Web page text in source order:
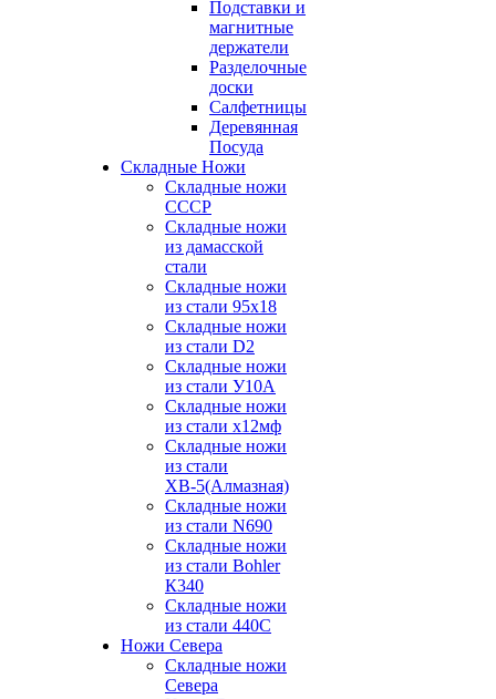
Подставки и
магнитные
держатели
Разделочные
доски
Салфетницы
Деревянная
Посуда
Складные Ножи
Cкладные ножи
СССР
Складные ножи
из дамасской
стали
Складные ножи
из стали 95х18
Складные ножи
из стали D2
Складные ножи
из стали У10А
Складные ножи
из стали х12мф
Складные ножи
из стали
ХВ-5(Алмазная)
Складные ножи
из стали N690
Складные ножи
из стали Bohler
К340
Складные ножи
из стали 440С
Ножи Севера
Складные ножи
Севера